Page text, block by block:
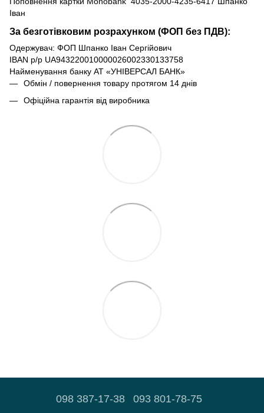
Іван
За безготівковим розрахунком (ФОП без ПДВ):
Одержувач: ФОП Шпанко Іван Сергійович
IBAN р/р UA943220010000026002330133758
Найменування банку АТ «УНІВЕРСАЛ БАНК»
Обмін / повернення товару протягом 14 днів
Офіційна гарантія від виробника
098 387-17-38 093 801-78-75